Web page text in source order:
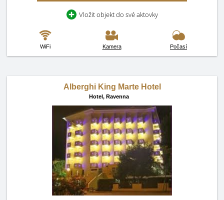
Vložit objekt do své aktovky
WiFi Kamera Počasí
Alberghi King Marte Hotel
Hotel, Ravenna